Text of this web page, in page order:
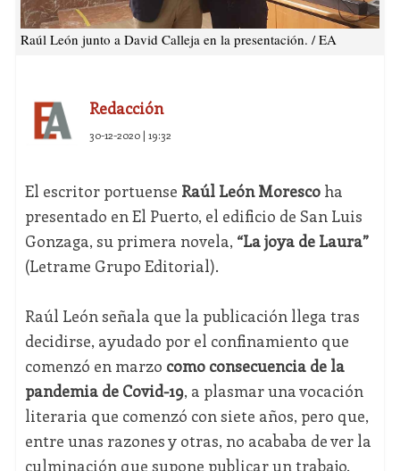
Raúl León junto a David Calleja en la presentación. / EA
Redacción
30-12-2020 | 19:32
El escritor portuense Raúl León Morescoha
presentado en El Puerto, el edificio de San Luis
Gonzaga, su primera novela, “La joya de Laura”
(Letrame Grupo Editorial).
Raúl León señala que la publicación llega tras
decidirse, ayudado por el confinamiento que
comenzó en marzo como consecuencia de la
pandemia de Covid-19, a plasmar una vocación
literaria que comenzó con siete años, pero que,
entre unas razones y otras, no acababa de ver la
culminación que supone publicar un trabajo.